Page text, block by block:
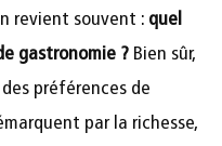
revient souvent : quel
gastronomie ? Bien sûr,
préférences de
par la richesse,